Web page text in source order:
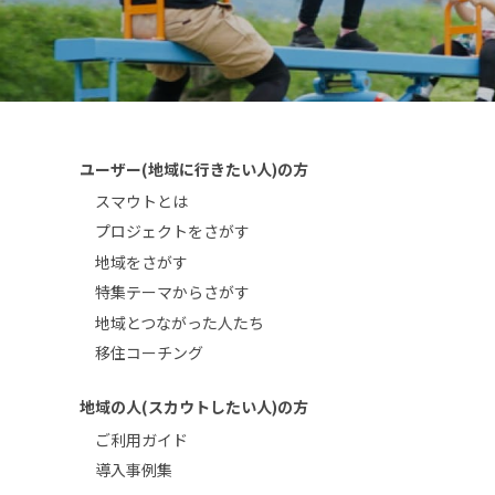
ユーザー(地域に行きたい人)の方
スマウトとは
プロジェクトをさがす
地域をさがす
特集テーマからさがす
地域とつながった人たち
移住コーチング
地域の人(スカウトしたい人)の方
ご利用ガイド
導入事例集